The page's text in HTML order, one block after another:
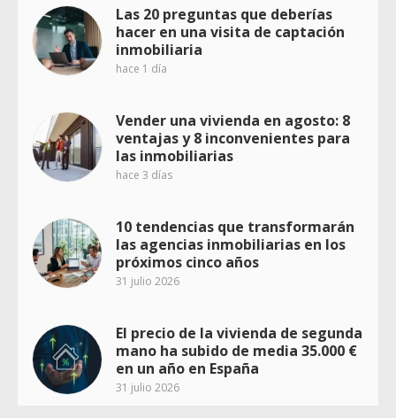
Las 20 preguntas que deberías
hacer en una visita de captación
inmobiliaria
hace 1 día
Vender una vivienda en agosto: 8
ventajas y 8 inconvenientes para
las inmobiliarias
hace 3 días
10 tendencias que transformarán
las agencias inmobiliarias en los
próximos cinco años
31 julio 2026
El precio de la vivienda de segunda
mano ha subido de media 35.000 €
en un año en España
31 julio 2026